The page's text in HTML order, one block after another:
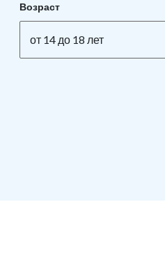
Возраст
от 14 до 18 лет